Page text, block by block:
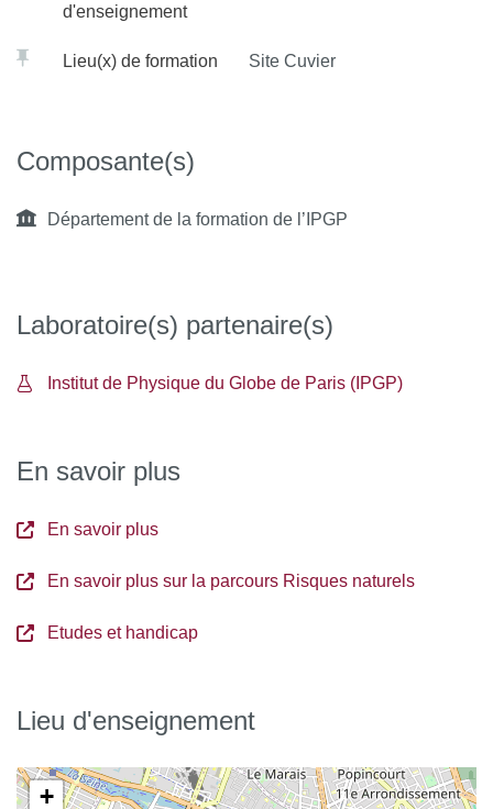
d'enseignement
Lieu(x) de formation Site Cuvier
Composante(s)
Département de la formation de l’IPGP
Laboratoire(s) partenaire(s)
Institut de Physique du Globe de Paris (IPGP)
En savoir plus
En savoir plus
En savoir plus sur la parcours Risques naturels
Etudes et handicap
Lieu d'enseignement
+